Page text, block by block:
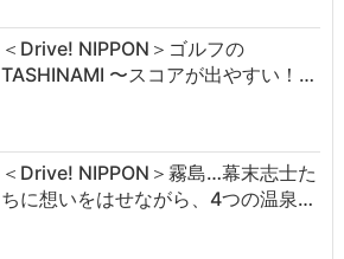
＜Drive! NIPPON＞ゴルフの
TASHINAMI 〜スコアが出やすい！…
＜Drive! NIPPON＞霧島…幕末志士た
ちに想いをはせながら、4つの温泉…